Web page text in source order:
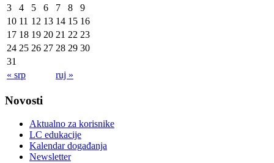
3
4 5 6 7 8
9
10 11 12 13 14 15 16
17 18 19 20 21 22 23
24 25 26 27 28 29 30
31
« srp
ruj »
Novosti
Aktualno za korisnike
LC edukacije
Kalendar događanja
Newsletter